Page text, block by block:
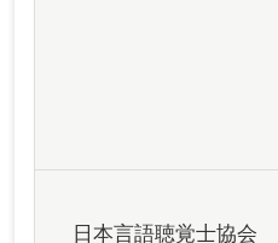
日本言語聴覚士協会